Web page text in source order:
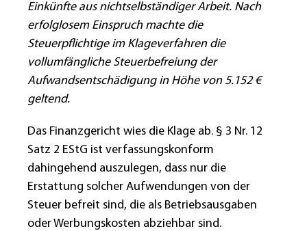
Einkünfte aus nichtselbständiger Arbeit. Nach
erfolglosem Einspruch machte die
Steuerpflichtige im Klageverfahren die
vollumfängliche Steuerbefreiung der
Aufwandsentschädigung in Höhe von 5.152 €
geltend.
Das Finanzgericht wies die Klage ab. § 3 Nr. 12
Satz 2 EStG ist verfassungskonform
dahingehend auszulegen, dass nur die
Erstattung solcher Aufwendungen von der
Steuer befreit sind, die als Betriebsausgaben
oder Werbungskosten abziehbar sind.